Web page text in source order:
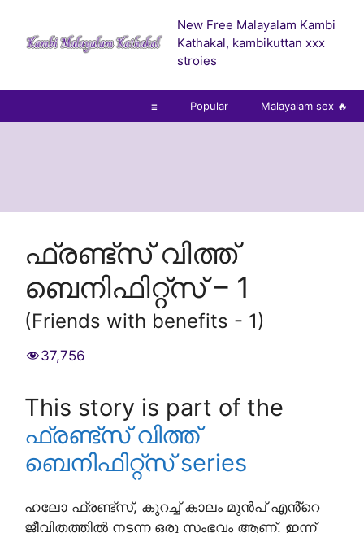
content
New Free Malayalam Kambi
Kathakal, kambikuttan xxx
stroies
☰ Popular Malayalam sex 🔥
ഫ്രണ്ട്സ് വിത്ത്
ബെനിഫിറ്റ്സ് – 1
(Friends with benefits - 1)
37,756
This story is part of the
ഫ്രണ്ട്സ് വിത്ത്
ബെനിഫിറ്റ്സ് series
ഹലോ ഫ്രണ്ട്‌സ്, കുറച്ച് കാലം മുൻപ് എൻ്റെ
ജീവിതത്തിൽ നടന്ന ഒരു സംഭവം ആണ്. ഇന്ന്